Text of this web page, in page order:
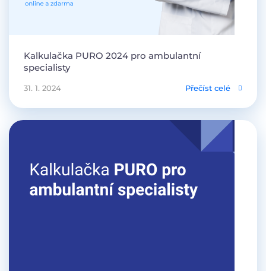
Kalkulačka PURO 2024 pro ambulantní
specialisty
31. 1. 2024 Přečíst celé